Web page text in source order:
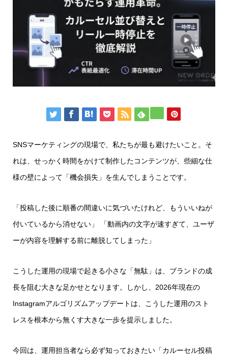
SNSマーケティングの現場で、私たちが最も避けたいこと。そ
れは、せっかく時間をかけて制作したコンテンツが、些細な仕
様の壁によって「機会損失」を生んでしまうことです。
「投稿した後に順番の間違いに気づいたけれど、もういいねが
付いているから消せない」 「動画内の文字が速すぎて、ユーザ
ーが内容を理解する前に離脱してしまった」
こうした運用の現場で起きる小さな「無駄」は、ブランドの成
長を阻む大きな足かせとなります。しかし、2026年現在の
Instagramアルゴリズムアップデートは、こうした運用のスト
レスを根本から無くす大きな一歩を提示しました。
今回は、運用担当者なら必ず知っておきたい「カルーセル投稿